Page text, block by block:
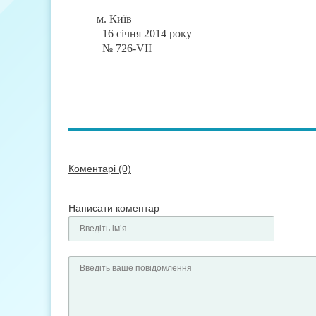
м. Київ
16 січня 2014 року
№ 726-VII
Коментарі (0)
Написати коментар